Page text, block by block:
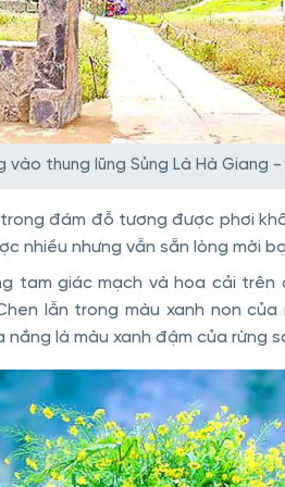
vào thung lũng Sủng Là Hà Giang
đám đỗ tương được phơi
nhiều nhưng vẫn sẵn lòng mời
tam giác mạch và hoa cải
lẫn trong màu xanh non
nắng là màu xanh đậm của rừng